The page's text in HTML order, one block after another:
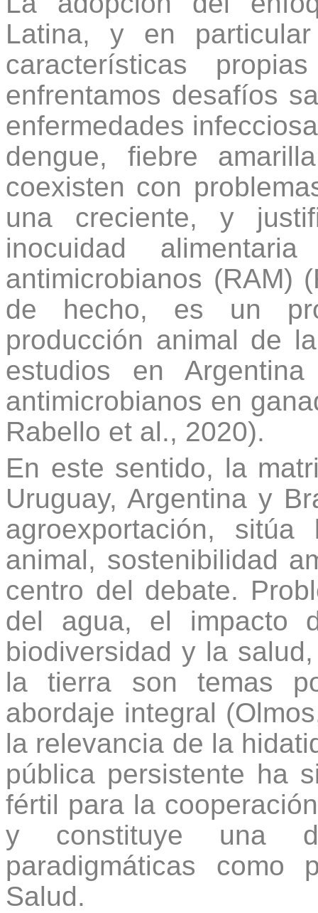
Latina, y en
características
enfrentamos desafíos
enfermedades
dengue, fiebre
coexisten con
una creciente, y
inocuidad
antimicrobianos (RAM)
de hecho, es un
producción animal de
estudios en
antimicrobianos en
Rabello et al., 2020).
En este sentido, la
Uruguay, Argentina y
agroexportación,
animal, sostenibilidad
centro del debate.
del agua, el impacto
biodiversidad y la
la tierra son temas
abordaje integral
la relevancia de la
pública persistente ha
fértil para la
y constituye una
paradigmáticas como
Salud.